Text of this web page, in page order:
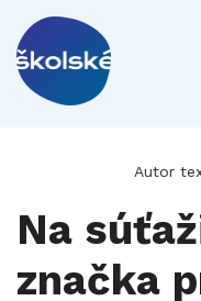
Autor
Na
značka